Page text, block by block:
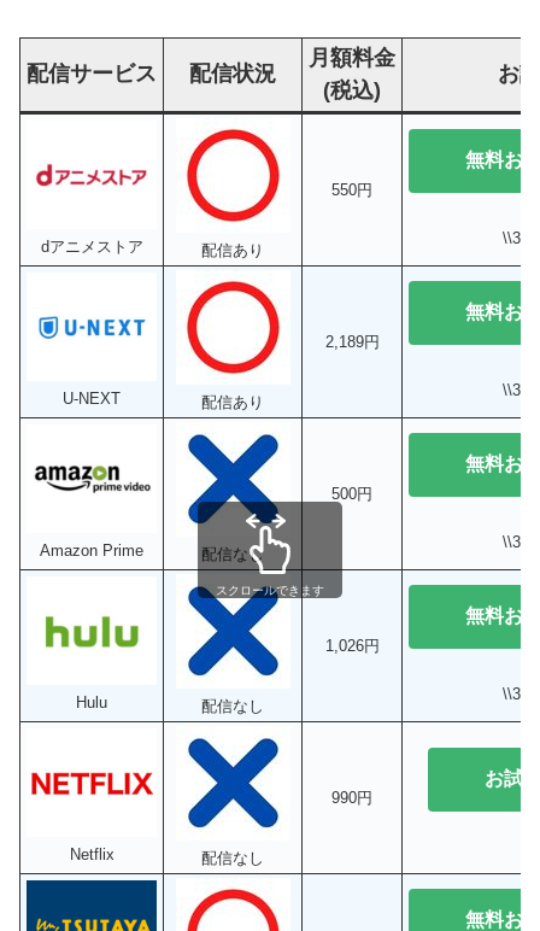
配信サービス 配信状況
月額料金
(税込)
お
dアニメストア 配信あり
550円
無料お
\\31
U-NEXT 配信あり
2,189円
無料お
\\31
Amazon Prime 配信なし
500円
無料お
\\30
Hulu 配信なし
1,026円
無料お
\\31
Netflix 配信なし
990円
お試
無料お
スクロールできます